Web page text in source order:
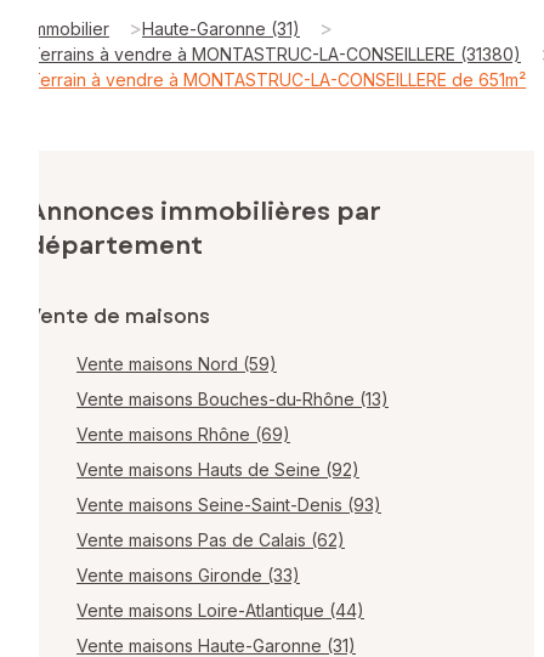
Immobilier >Haute-Garonne (31) >
Terrains à vendre à MONTASTRUC-LA-CONSEILLERE (31380)
Terrain à vendre à MONTASTRUC-LA-CONSEILLERE de 651m²
Annonces immobilières par
département
Vente de maisons
Vente maisons Nord (59)
Vente maisons Bouches-du-Rhône (13)
Vente maisons Rhône (69)
Vente maisons Hauts de Seine (92)
Vente maisons Seine-Saint-Denis (93)
Vente maisons Pas de Calais (62)
Vente maisons Gironde (33)
Vente maisons Loire-Atlantique (44)
Vente maisons Haute-Garonne (31)